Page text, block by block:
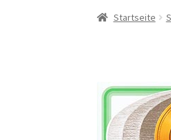
Startseite